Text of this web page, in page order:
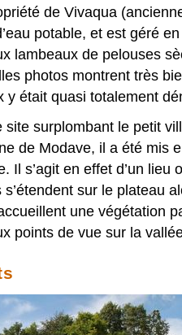
de Vivaqua
potable, et est géré
lambeaux de pelouses
photos montrent très
y était quasi totalement
site surplombant le petit
de Modave, il a été mis
Il s’agit en effet d’un
sur le plateau
une végétation
points de vue sur la